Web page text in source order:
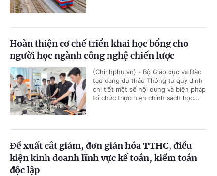
Hoàn thiện cơ chế triển khai học bổng cho
người học ngành công nghệ chiến lược
(Chinhphu.vn) - Bộ Giáo dục và Đào
tạo đang dự thảo Thông tư quy định
chi tiết một số nội dung và biện pháp
tổ chức thực hiện chính sách học...
Đề xuất cắt giảm, đơn giản hóa TTHC, điều
kiện kinh doanh lĩnh vực kế toán, kiểm toán
độc lập